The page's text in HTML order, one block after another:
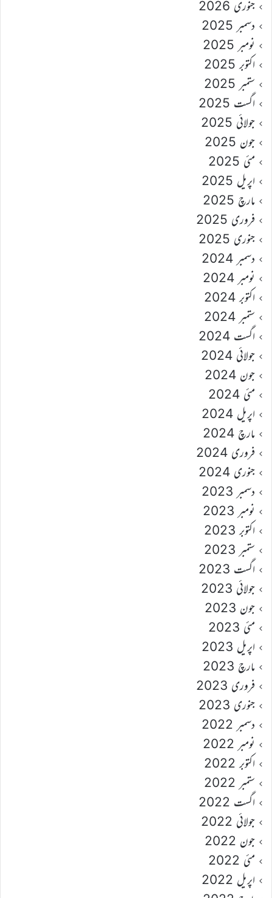
جنوری 2026
دسمبر 2025
نومبر 2025
اکتوبر 2025
ستمبر 2025
اگست 2025
جولائی 2025
جون 2025
مئی 2025
اپریل 2025
مارچ 2025
فروری 2025
جنوری 2025
دسمبر 2024
نومبر 2024
اکتوبر 2024
ستمبر 2024
اگست 2024
جولائی 2024
جون 2024
مئی 2024
اپریل 2024
مارچ 2024
فروری 2024
جنوری 2024
دسمبر 2023
نومبر 2023
اکتوبر 2023
ستمبر 2023
اگست 2023
جولائی 2023
جون 2023
مئی 2023
اپریل 2023
مارچ 2023
فروری 2023
جنوری 2023
دسمبر 2022
نومبر 2022
اکتوبر 2022
ستمبر 2022
اگست 2022
جولائی 2022
جون 2022
مئی 2022
اپریل 2022